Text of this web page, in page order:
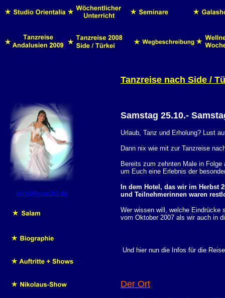
info@Ayascha.de
Tanzreise nach Side /
Samstag 25.10.-
Urlaub, Tanz und Erholung? Lust
Dann nix wie mit zur Tanzreise
Bereits zum zehnten Male in
um Euch eine Erlebnis der
In dem Hotel, das wir im Herbst
und Teilnehmerinnen waren
Wer wissen will, welche
vom Oktober 2007 als wir auch in
Und hier nun die Infos für die
Der Ort